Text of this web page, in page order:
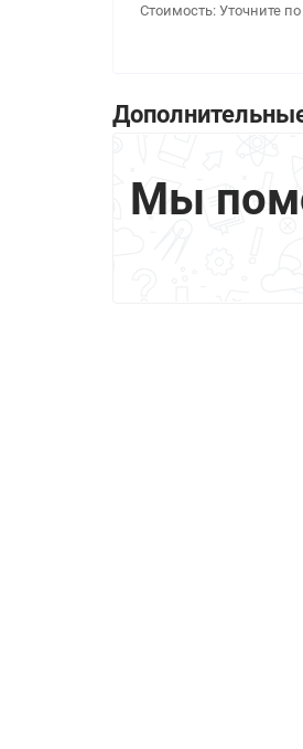
Стоимость: Уточните
Мы